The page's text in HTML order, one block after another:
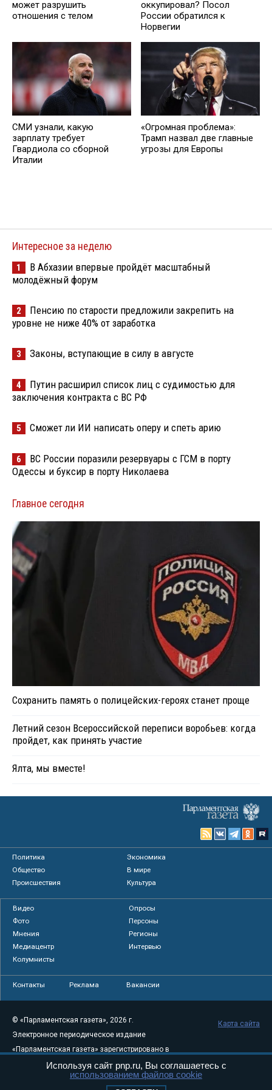
может разрушить
отношения с телом
оккупировал? Посол
России обратился к
Норвегии
СМИ узнали, какую
зарплату требует
Гвардиола со сборной
Италии
«Огромная проблема»:
Трамп назвал две главные
угрозы для Европы
Интересное за неделю
1
В Абхазии впервые пройдёт масштабный
молодёжный форум
2
Пенсию по старости предложили закрепить на
уровне не ниже 40% от заработка
3 Законы, вступающие в силу в августе
4
Путин расширил список лиц с судимостью для
заключения контракта с ВС РФ
5 Сможет ли ИИ написать оперу и спеть арию
6
ВС России поразили резервуары с ГСМ в порту
Одессы и буксир в порту Николаева
Главное сегодня
Сохранить память о полицейских-героях станет проще
Летний сезон Всероссийской переписи воробьев: когда
пройдет, как принять участие
Ялта, мы вместе!
Политика
Экономика
Общество
В мире
Происшествия
Культура
Видео
Опросы
Фото
Персоны
Мнения
Регионы
Медиацентр
Интервью
Колумнисты
Контакты Реклама Вакансии
© «Парламентская газета», 2026 г.
Электронное периодическое издание
«Парламентская газета» зарегистрировано в
Федеральной службе по надзору в сфере
связи, информационных технологий и
Карта сайта
Используя сайт pnp.ru, Вы соглашаетесь с
использованием файлов cookie